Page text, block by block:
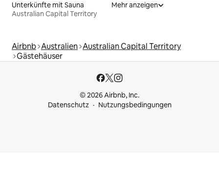
Unterkünfte mit Sauna
Australian Capital Territory
Mehr anzeigen
Airbnb Australien Australian Capital Territory
Gästehäuser
© 2026 Airbnb, Inc.
Datenschutz
Nutzungsbedingungen